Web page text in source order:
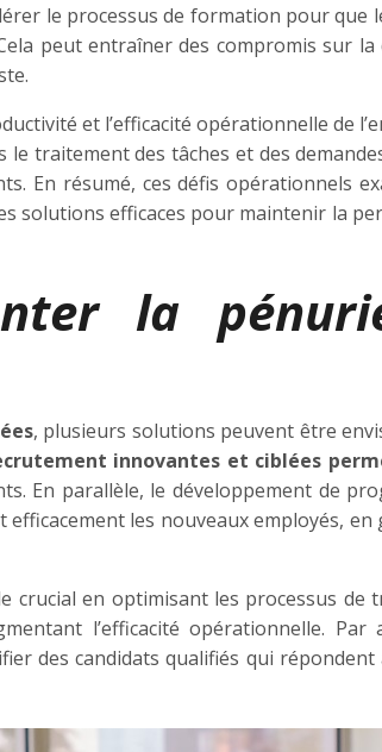
le processus de formation pour que
peut entraîner des compromis sur la
et l’efficacité opérationnelle de
traitement des tâches et des
En résumé, ces défis opérationnels
solutions efficaces pour maintenir la
la
, plusieurs solutions peuvent être
innovantes et ciblées
En parallèle, le développement de
les nouveaux employés, en
crucial en optimisant les processus de
l’efficacité opérationnelle. Par
des candidats qualifiés qui répondent